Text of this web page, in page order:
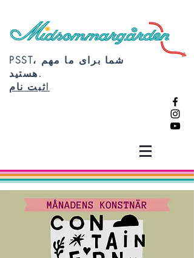
PSST، شما برای ما مهم
هستید.
ثبت نام!